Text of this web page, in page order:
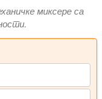
миксере са